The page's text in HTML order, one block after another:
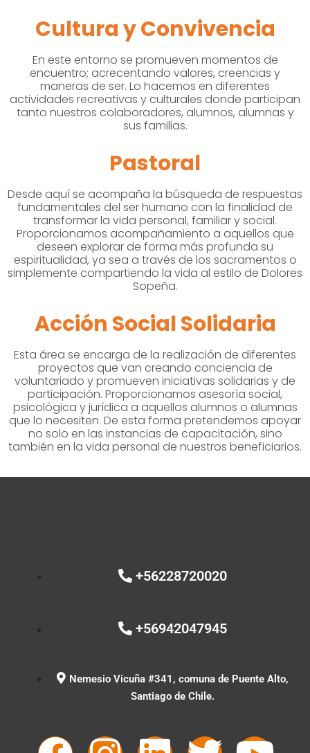
Cultura y Convivencia
En este entorno se promueven momentos de
encuentro; acrecentando valores, creencias y
maneras de ser. Lo hacemos en diferentes
actividades recreativas y culturales donde participan
tanto nuestros colaboradores, alumnos, alumnas y
sus familias.
Pastoral
Desde aquí se acompaña la búsqueda de respuestas
fundamentales del ser humano con la finalidad de
transformar la vida personal, familiar y social.
Proporcionamos acompañamiento a aquellos que
deseen explorar de forma más profunda su
espiritualidad, ya sea a través de los sacramentos o
simplemente compartiendo la vida al estilo de Dolores
Sopeña.
Acción Social Solidaria
Esta área se encarga de la realización de diferentes
proyectos que van creando conciencia de
voluntariado y promueven iniciativas solidarias y de
participación. Proporcionamos asesoría social,
psicológica y jurídica a aquellos alumnos o alumnas
que lo necesiten. De esta forma pretendemos apoyar
no solo en las instancias de capacitación, sino
también en la vida personal de nuestros beneficiarios.
+56228720020
+56942047945
Nemesio Vicuña #341, comuna de Puente Alto,
Santiago de Chile.